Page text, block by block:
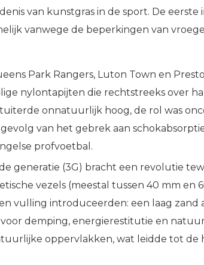
van kunstgras in de sport. De
vanwege de beperkingen van
Park Rangers, Luton Town en
nylontapijten die rechtstreeks over
onnatuurlijk hoog, de rol was
van het gebrek aan
profvoetbal.
generatie (3G) bracht een revolutie
vezels (meestal tussen 40 mm en
vulling introduceerden: een laag zand
demping, energierestitutie en
oppervlakken, wat leidde tot de